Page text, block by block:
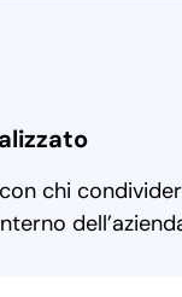
chi